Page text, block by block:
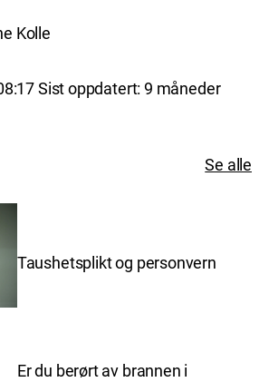
Kolle
Sist oppdatert: 9 måneder
Se alle
Taushetsplikt og personvern
Er du berørt av brannen i